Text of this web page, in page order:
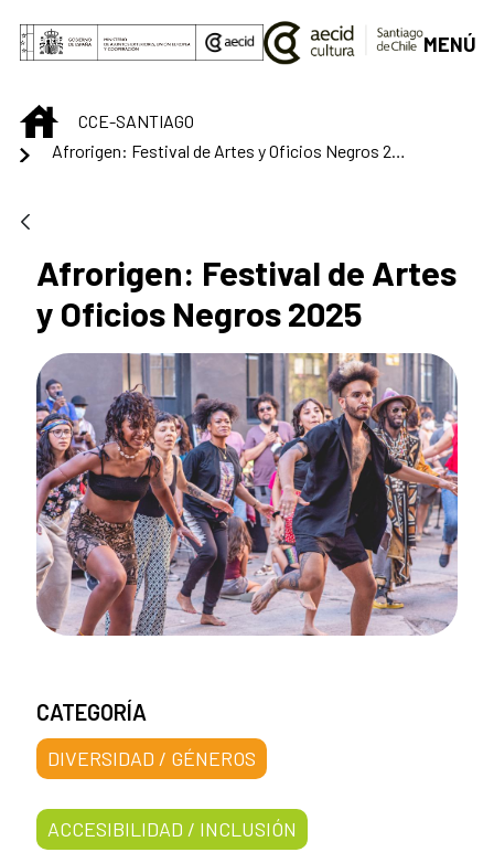
Saltar al contenido principal
MENÚ
INICIOCCE-SANTIAGO
Afrorigen: Festival de Artes
y Oficios Negros 2025
CATEGORÍA
DIVERSIDAD / GÉNEROS
ACCESIBILIDAD / INCLUSIÓN